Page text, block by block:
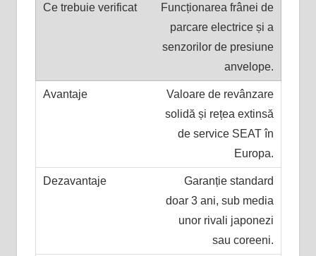
Funcționarea frânei de
parcare electrice și a
senzorilor de presiune
anvelope.
Valoare de revânzare
solidă și rețea extinsă
de service SEAT în
Europa.
Garanție standard
doar 3 ani, sub media
unor rivali japonezi
sau coreeni.